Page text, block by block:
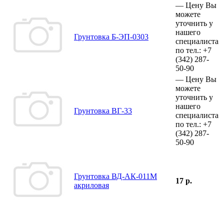
Грунтовка Б-ЭП-0303
— Цену Вы
можете
уточнить у
нашего
специалиста
по тел.: +7
(342) 287-
50-90
Грунтовка ВГ-33
— Цену Вы
можете
уточнить у
нашего
специалиста
по тел.: +7
(342) 287-
50-90
Грунтовка ВД-АК-011М
акриловая
17 р.